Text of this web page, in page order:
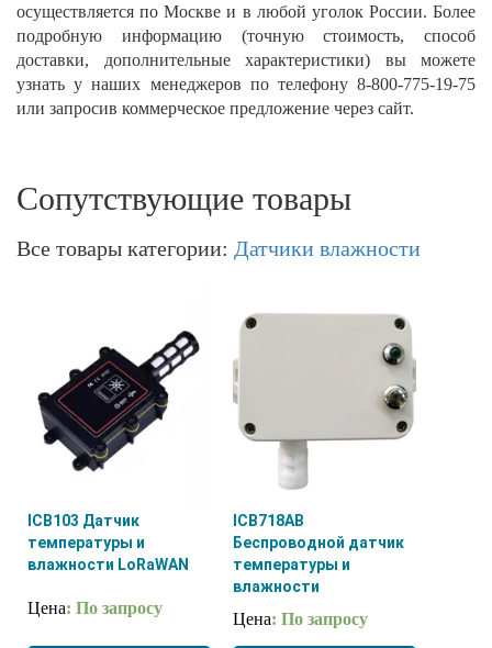
осуществляется по Москве и в любой уголок России. Более
подробную информацию (точную стоимость, способ
доставки, дополнительные характеристики) вы можете
узнать у наших менеджеров по телефону 8-800-775-19-75
или запросив коммерческое предложение через сайт.
Сопутствующие товары
Все товары категории: Датчики влажности
ICB103 Датчик
температуры и
влажности LoRaWAN
Цена: По запросу
ICB718AB
Беспроводной датчик
температуры и
влажности
Цена: По запросу